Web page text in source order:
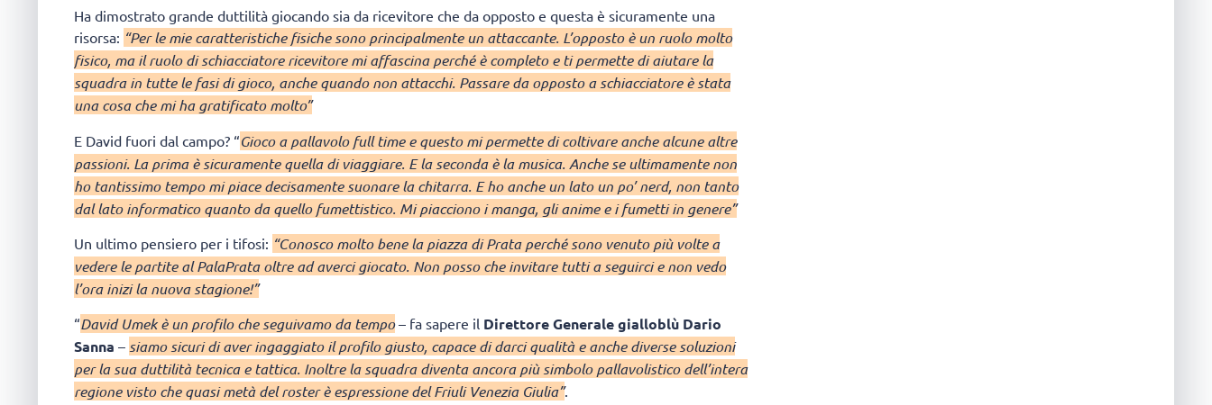
Ha dimostrato grande duttilità giocando sia da ricevitore che da opposto e questa è sicuramente una
risorsa: “Per le mie caratteristiche fisiche sono principalmente un attaccante. L’opposto è un ruolo molto
fisico, ma il ruolo di schiacciatore ricevitore mi affascina perché è completo e ti permette di aiutare la
squadra in tutte le fasi di gioco, anche quando non attacchi. Passare da opposto a schiacciatore è stata
una cosa che mi ha gratificato molto”
E David fuori dal campo? “Gioco a pallavolo full time e questo mi permette di coltivare anche alcune altre
passioni. La prima è sicuramente quella di viaggiare. E la seconda è la musica. Anche se ultimamente non
ho tantissimo tempo mi piace decisamente suonare la chitarra. E ho anche un lato un po’ nerd, non tanto
dal lato informatico quanto da quello fumettistico. Mi piacciono i manga, gli anime e i fumetti in genere”
Un ultimo pensiero per i tifosi: “Conosco molto bene la piazza di Prata perché sono venuto più volte a
vedere le partite al PalaPrata oltre ad averci giocato. Non posso che invitare tutti a seguirci e non vedo
l’ora inizi la nuova stagione!”
“David Umek è un profilo che seguivamo da tempo– fa sapere il Direttore Generale gialloblù Dario
Sanna – siamo sicuri di aver ingaggiato il profilo giusto, capace di darci qualità e anche diverse soluzioni
per la sua duttilità tecnica e tattica. Inoltre la squadra diventa ancora più simbolo pallavolistico dell’intera
regione visto che quasi metà del roster è espressione del Friuli Venezia Giulia”.